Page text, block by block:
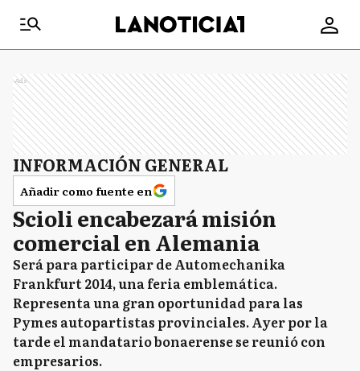
Ads
INFORMACIÓN GENERAL
Añadir como fuente en
Scioli encabezará misión
comercial en Alemania
Será para participar de Automechanika
Frankfurt 2014, una feria emblemática.
Representa una gran oportunidad para las
Pymes autopartistas provinciales. Ayer por la
tarde el mandatario bonaerense se reunió con
empresarios.